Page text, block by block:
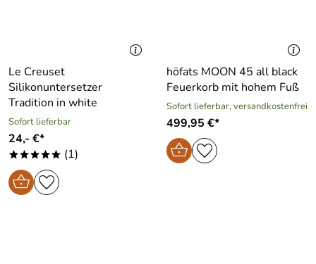
Le Creuset
Silikonuntersetzer
Tradition in white
Sofort lieferbar
24,- €*
***** (1)
höfats MOON 45 all black
Feuerkorb mit hohem Fuß
Sofort lieferbar, versandkostenfrei
499,95 €*